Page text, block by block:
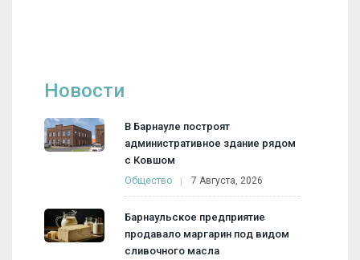
Новости
В Барнауле построят
административное здание рядом
с Ковшом
Общество 7 Августа, 2026
Барнаульское предприятие
продавало маргарин под видом
сливочного масла